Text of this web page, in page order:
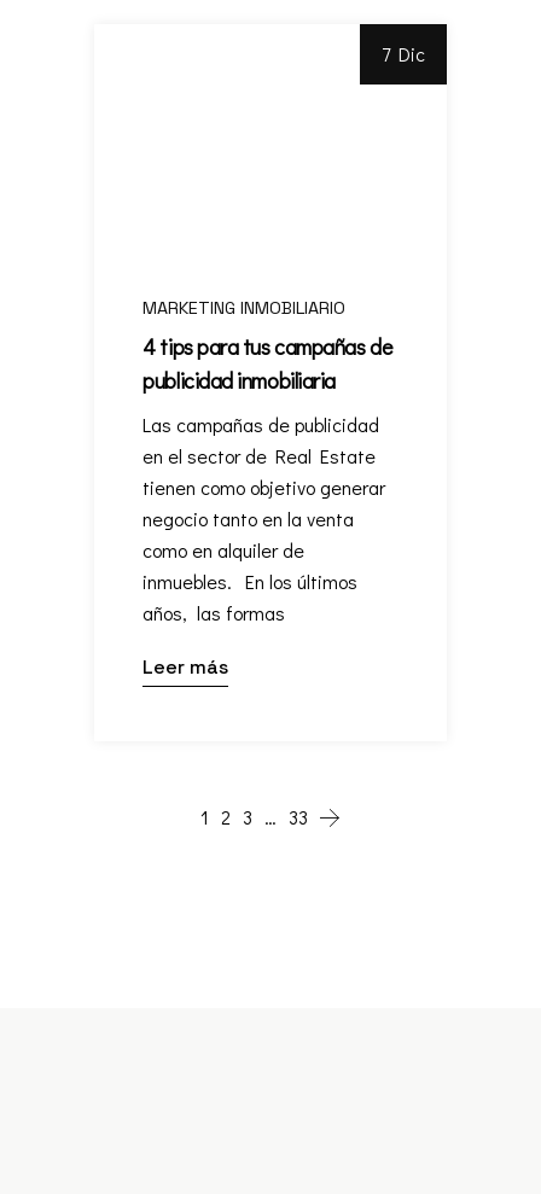
7 Dic
MARKETING INMOBILIARIO
4 tips para tus campañas de
publicidad inmobiliaria
Las campañas de publicidad
en el sector de Real Estate
tienen como objetivo generar
negocio tanto en la venta
como en alquiler de
inmuebles. En los últimos
años, las formas
Leer más
1 2 3 … 33